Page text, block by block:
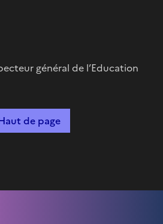
général de l’Education
de page